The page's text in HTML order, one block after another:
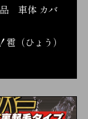
車体 カバ
（ひょう）